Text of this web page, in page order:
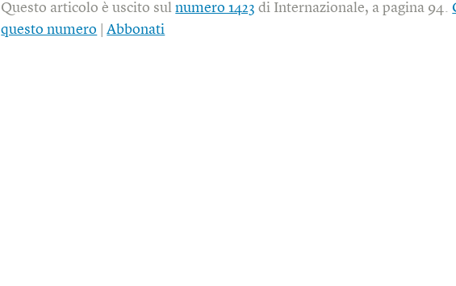
Questo articolo è uscito sulnumero 1423 di Internazionale, a pagina 94.
questo numero |Abbonati